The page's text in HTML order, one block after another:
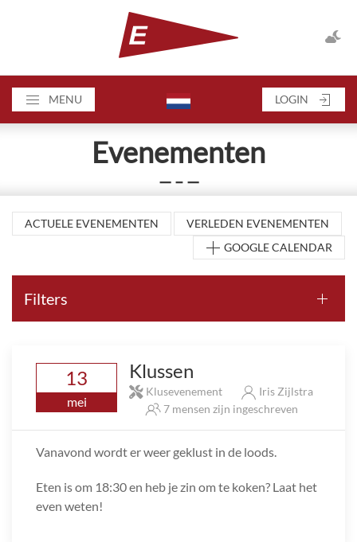
MENU LOGIN
Evenementen
— – —
ACTUELE EVENEMENTEN
VERLEDEN EVENEMENTEN
GOOGLE CALENDAR
Filters
13
mei
Klussen
Klusevenement
Iris Zijlstra
7 mensen zijn ingeschreven
Vanavond wordt er weer geklust in de loods.
Eten is om 18:30 en heb je zin om te koken? Laat het
even weten!